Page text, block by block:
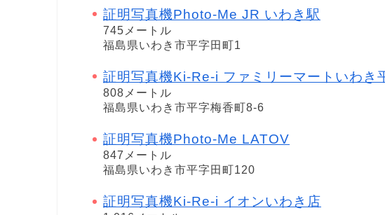
証明写真機Photo-Me JR いわき駅
745メートル
福島県いわき市平字田町1
証明写真機Ki-Re-i ファミリーマートいわき
808メートル
福島県いわき市平字梅香町8-6
証明写真機Photo-Me LATOV
847メートル
福島県いわき市平字田町120
証明写真機Ki-Re-i イオンいわき店